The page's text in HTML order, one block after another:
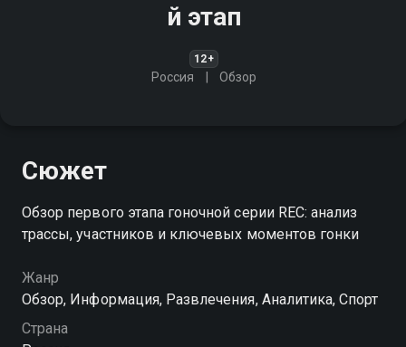
й этап
12+
Россия Обзор
Сюжет
Обзор первого этапа гоночной серии REC: анализ
трассы, участников и ключевых моментов гонки
Жанр
Обзор, Информация, Развлечения, Аналитика, Спорт
Страна